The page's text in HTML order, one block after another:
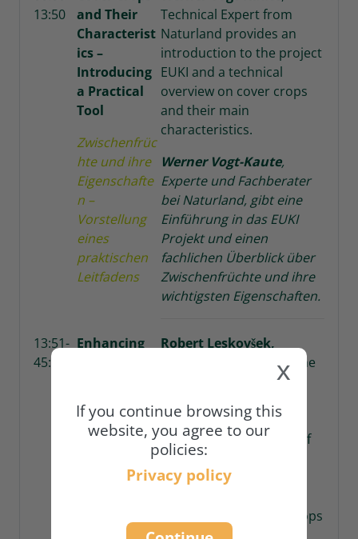
If you continue browsing this
website, you agree to our
policies:
Privacy policy
x
13:50
and Their
Characterist
ics –
Introducing
a Practical
Tool
Zwischenfrüc
hte und ihre
Eigenschafte
n –
Vorstellung
eines
praktischen
Leitfadens
Technical Expert from
Naturland provides an
introduction to the project
EUKI and a technical
overview on cover crops
and their main
characteristics.
Werner Vogt-Kaute,
Experte und Fachberater
bei Naturland, gibt eine
Einführung in das EUKI
Projekt und einen
fachlichen Überblick über
Zwischenfrüchte und ihre
wichtigsten Eigenschaften.
13:51-
45:35
Enhancing
Sequestratio
n with Cover
Crops:
nhancing
Robert Leskovšek,
Technical Specialist at the
Agricultural Ecology and
Natural Resources from
the Slovenian Institute of
Agricultural (Kmetijski
inštitut Slovenije | KIS),
principles how cover crops
can help to prevent soil